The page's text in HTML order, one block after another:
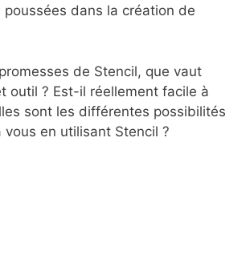
poussées dans la création de
de Stencil, que vaut
outil ? Est-il réellement facile à
sont les différentes possibilités
vous en utilisant Stencil ?